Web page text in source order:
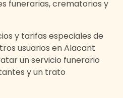
funerarias, crematorios y
y tarifas especiales de
usuarios enAlacant
un servicio funerario
y un trato